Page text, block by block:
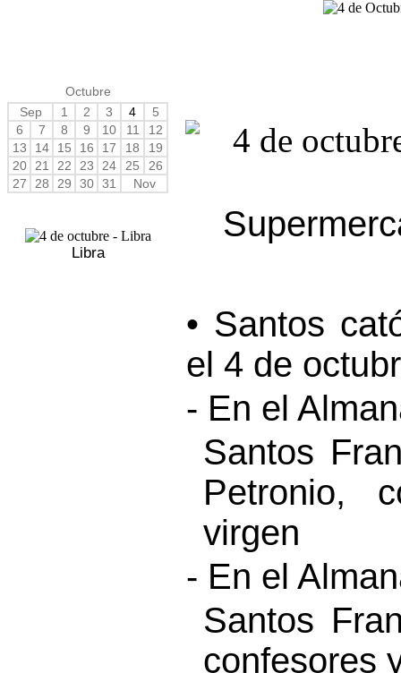
Octubre
Sep
1 2 3 4
5
6
7 8 9 10 11
12
13
14 15 16 17 18
19
20
21 22 23 24 25
26
27
28 29 30 31 Nov
Libra
• Santos
el 4 de
- En el
Santos
Petronio,
virgen
- En el
Santos
confesores